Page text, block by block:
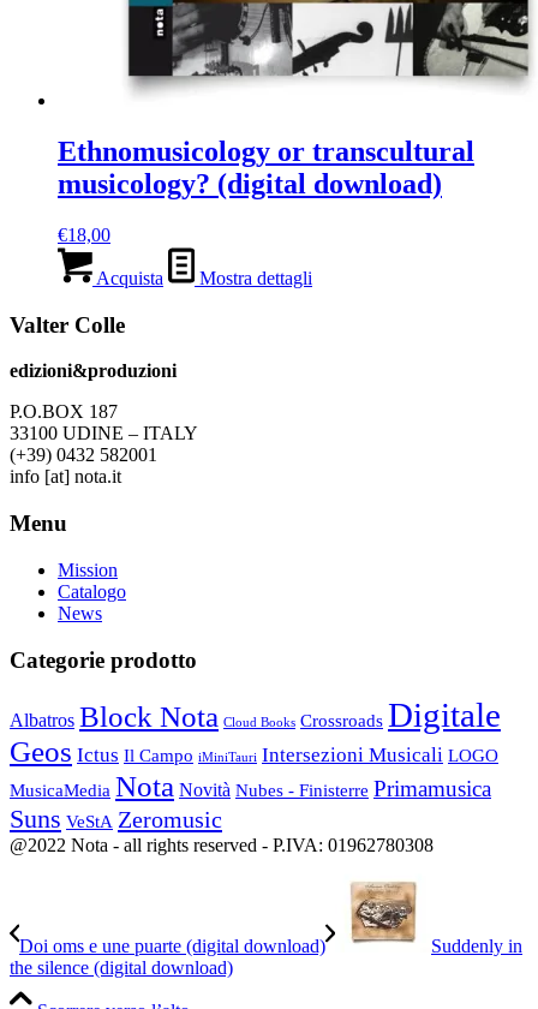
Ethnomusicology or transcultural
musicology? (digital download)
€18,00
Acquista Mostra dettagli
Valter Colle
edizioni&produzioni
P.O.BOX 187
33100 UDINE – ITALY
(+39) 0432 582001
info [at] nota.it
Menu
Mission
Catalogo
News
Categorie prodotto
Albatros Block Nota Cloud Books Crossroads Digitale
Geos Ictus Il Campo iMiniTauri Intersezioni Musicali LOGO
MusicaMedia Nota Novità Nubes - Finisterre Primamusica
Suns VeStA Zeromusic
@2022 Nota - all rights reserved - P.IVA: 01962780308
Doi oms e une puarte (digital download)
Suddenly in
the silence (digital download)